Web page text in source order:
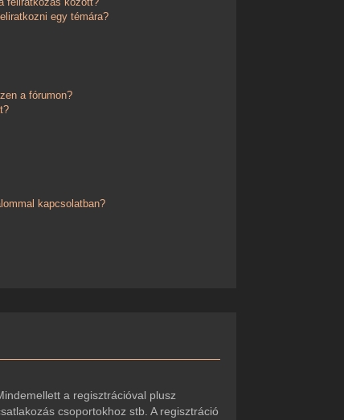
egy témára?
a fórumon?
kapcsolatban?
a regisztrációval plusz
csoportokhoz stb. A regisztráció